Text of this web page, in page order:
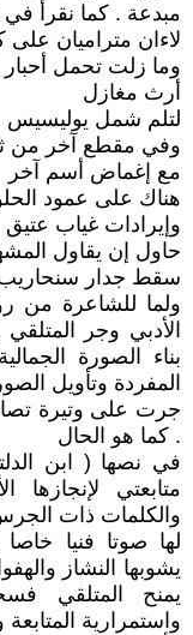
مبدعة . كما نقرأ
لاءان متراميان
وما زلت تحمل
أرث مغازل
لتلم شمل يوليسيس
وفي مقطع آخر من
مع إغماض أسم آخر
هناك على عمود
وإيرادات غياب عتيق
حاول إن يقاول
سقط جدار
ولما للشاعرة من
الأدبي وجر
بناء الصورة
المفردة وتأويل
جرت على وتيرة
. كما هو الحال
في نصها ( ابن
متابعتي
والكلمات ذات
لها صوتا فنيا
يشوبها النشاز
يمنح المتلقي
واستمرارية